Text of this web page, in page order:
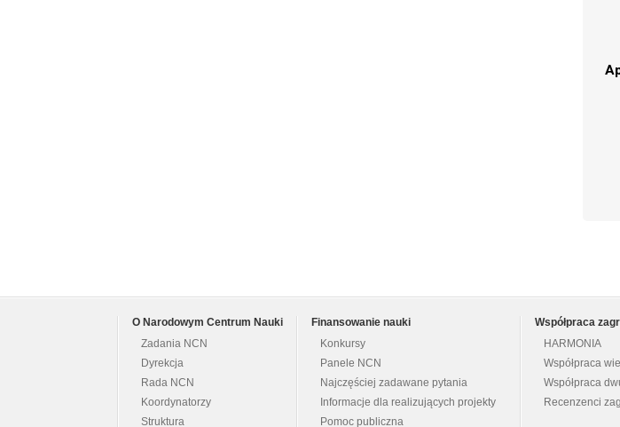
O Narodowym Centrum Nauki
Zadania NCN
Dyrekcja
Rada NCN
Koordynatorzy
Struktura
Finansowanie nauki
Konkursy
Panele NCN
Najczęściej zadawane pytania
Informacje dla realizujących projekty
Pomoc publiczna
Współpraca
HARMONIA
Współpraca
Współpraca
Recenzenci